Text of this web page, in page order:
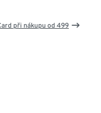
při nákupu od 499